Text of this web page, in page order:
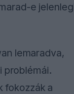
e
lemaradva,
problémái.
fokozzák a